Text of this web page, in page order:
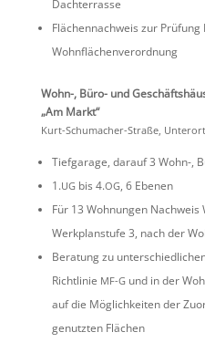
Dachterrasse
Flächen­nach­weis zur
Wohnflächenverordnung
Wohn-, Büro- und
„Am Markt“
Kurt-Schuma­cher-Straße,
Tiefga­rage, darauf 3 Wohn-,
1.UGbis 4.OG, 6 Ebenen
Für 13 Wohnungen
Werkplan­stufe 3, nach der
Beratung zu
Richt­linie MF-Gund in der
auf die Möglich­keiten der
genutzten Flächen